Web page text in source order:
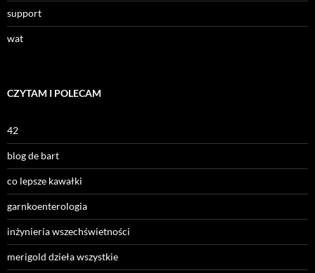
support
wat
CZYTAM I POLECAM
42
blog de bart
co lepsze kawałki
garnkoenterologia
inżynieria wszechświetności
merigold dzieła wszystkie